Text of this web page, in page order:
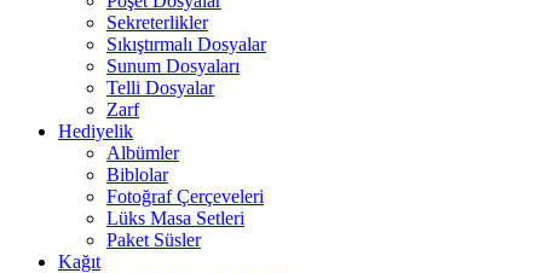
Sekreterlikler
Sıkıştırmalı Dosyalar
Sunum Dosyaları
Telli Dosyalar
Zarf
Hediyelik
Albümler
Biblolar
Fotoğraf Çerçeveleri
Lüks Masa Setleri
Paket Süsler
Kağıt